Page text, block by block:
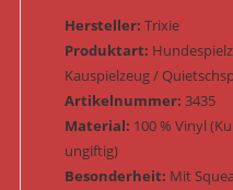
Hersteller: Trixie
Produktart:
Kauspielzeug /
Artikelnummer: 3435
Material: 100 % Vinyl
ungiftig)
Besonderheit: Mit